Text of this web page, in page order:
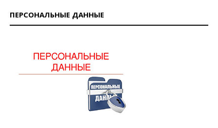
ПЕРСОНАЛЬНЫЕ ДАННЫЕ